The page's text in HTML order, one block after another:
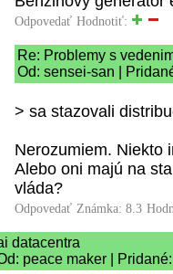
Odpovedať Hodnotiť:
Re: Problemy s
Od: sensei-san |
> sa stazovali
Nerozumiem. Niekto
Alebo oni majú na
vláda?
Odpovedať Známka: 8.3
datacentra
peace maker |